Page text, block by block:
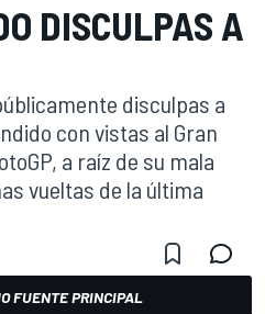
DISCULPAS A
disculpas a
con vistas al Gran
a raíz de su mala
vueltas de la última
FUENTE PRINCIPAL